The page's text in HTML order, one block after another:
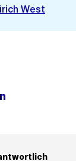
West